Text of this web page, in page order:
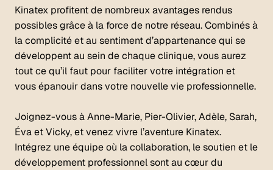
Kinatex profitent de nombreux avantages rendus
possibles grâce à la force de notre réseau. Combinés à
la complicité et au sentiment d’appartenance qui se
développent au sein de chaque clinique, vous aurez
tout ce qu’il faut pour faciliter votre intégration et
vous épanouir dans votre nouvelle vie professionnelle.
Joignez-vous à Anne-Marie, Pier-Olivier, Adèle, Sarah,
Éva et Vicky, et venez vivre l’aventure Kinatex.
Intégrez une équipe où la collaboration, le soutien et le
développement professionnel sont au cœur du